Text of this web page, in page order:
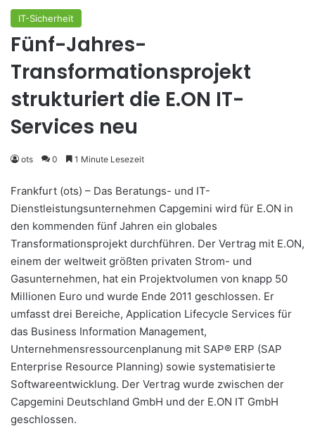
IT-Sicherheit
Fünf-Jahres-
Transformationsprojekt
strukturiert die E.ON IT-
Services neu
ots 0 1 Minute Lesezeit
Frankfurt (ots) – Das Beratungs- und IT-
Dienstleistungsunternehmen Capgemini wird für E.ON in
den kommenden fünf Jahren ein globales
Transformationsprojekt durchführen. Der Vertrag mit E.ON,
einem der weltweit größten privaten Strom- und
Gasunternehmen, hat ein Projektvolumen von knapp 50
Millionen Euro und wurde Ende 2011 geschlossen. Er
umfasst drei Bereiche, Application Lifecycle Services für
das Business Information Management,
Unternehmensressourcenplanung mit SAP® ERP (SAP
Enterprise Resource Planning) sowie systematisierte
Softwareentwicklung. Der Vertrag wurde zwischen der
Capgemini Deutschland GmbH und der E.ON IT GmbH
geschlossen.